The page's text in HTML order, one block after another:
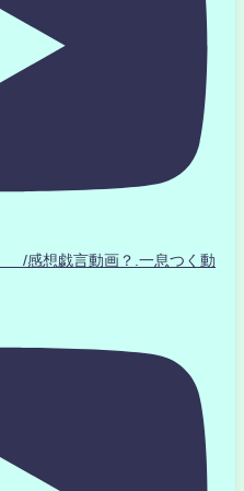
/感想戯言動画？.一息つく動